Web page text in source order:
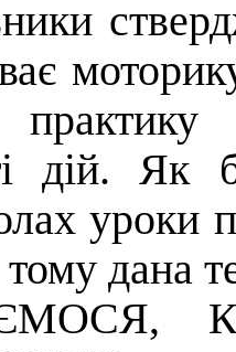
дій.
уроки
тому дана